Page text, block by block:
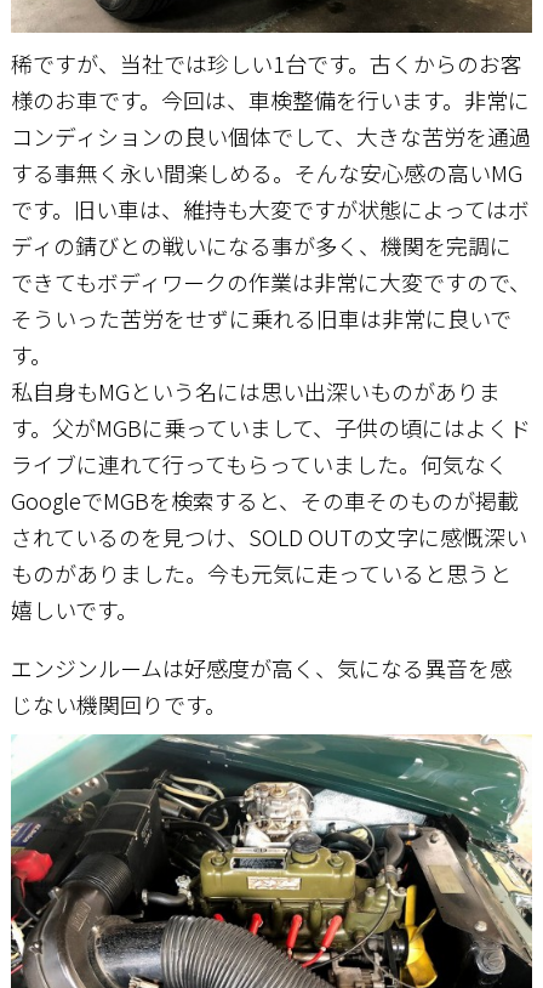
稀ですが、当社では珍しい1台です。古くからのお客
様のお車です。今回は、車検整備を行います。非常に
コンディションの良い個体でして、大きな苦労を通過
する事無く永い間楽しめる。そんな安心感の高いMG
です。旧い車は、維持も大変ですが状態によってはボ
ディの錆びとの戦いになる事が多く、機関を完調に
できてもボディワークの作業は非常に大変ですので、
そういった苦労をせずに乗れる旧車は非常に良いで
す。
私自身もMGという名には思い出深いものがありま
す。父がMGBに乗っていまして、子供の頃にはよくド
ライブに連れて行ってもらっていました。何気なく
GoogleでMGBを検索すると、その車そのものが掲載
されているのを見つけ、SOLD OUTの文字に感慨深い
ものがありました。今も元気に走っていると思うと
嬉しいです。
エンジンルームは好感度が高く、気になる異音を感
じない機関回りです。